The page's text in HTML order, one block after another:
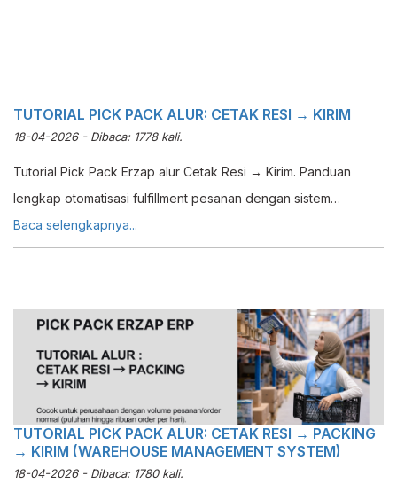
TUTORIAL PICK PACK ALUR: CETAK RESI → KIRIM
18-04-2026 - Dibaca: 1778 kali.
Tutorial Pick Pack Erzap alur Cetak Resi → Kirim. Panduan
lengkap otomatisasi fulfillment pesanan dengan sistem
warehouse management yang efisien.
Baca selengkapnya...
TUTORIAL PICK PACK ALUR: CETAK RESI → PACKING
→ KIRIM (WAREHOUSE MANAGEMENT SYSTEM)
18-04-2026 - Dibaca: 1780 kali.